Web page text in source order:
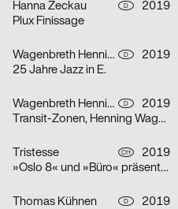
Hanna Zeckau D
2019
Plux Finissage
Wagenbreth Henning D
2019
25 Jahre Jazz in E.
Wagenbreth Henning D
2019
Transit-Zonen, Henning Wagenbreth in der Kunstbibliothek
Tristesse CH
2019
»Oslo 8« und »Büro« präsentieren den 23. vfg Nachwuchsförderpreis für Fotografie
Thomas Kühnen D
2019